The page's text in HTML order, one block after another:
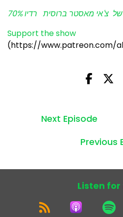
צ'אי מאסטר ברוסית רדיו 70%
Support the show
(https://www.patreon.com/
Next Episode
Previous
Listen